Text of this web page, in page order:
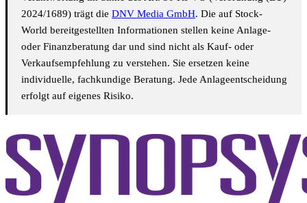
2024/1689) trägt die DNV Media GmbH. Die auf Stock-
World bereitgestellten Informationen stellen keine Anlage-
oder Finanzberatung dar und sind nicht als Kauf- oder
Verkaufsempfehlung zu verstehen. Sie ersetzen keine
individuelle, fachkundige Beratung. Jede Anlageentscheidung
erfolgt auf eigenes Risiko.